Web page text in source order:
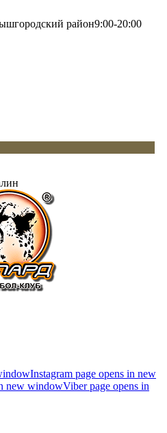
район9:00-20:00
Instagram page opens in new
new windowViber page opens in